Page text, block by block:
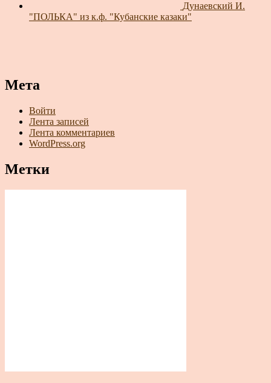
Дунаевский И.
"ПОЛЬКА" из к.ф. "Кубанские казаки"
Мета
Войти
Лента записей
Лента комментариев
WordPress.org
Метки